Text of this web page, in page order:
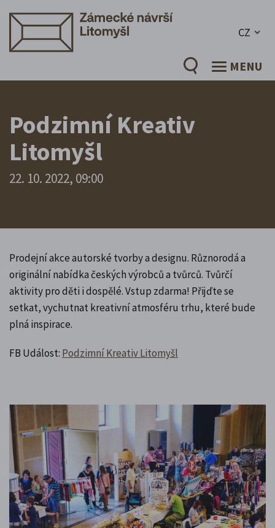
CZ
MENU
Podzimní Kreativ
Litomyšl
22. 10. 2022, 09:00
Prodejní akce autorské tvorby a designu. Různorodá a
originální nabídka českých výrobců a tvůrců. Tvůrčí
aktivity pro děti i dospělé. Vstup zdarma! Přijďte se
setkat, vychutnat kreativní atmosféru trhu, které bude
plná inspirace.
FB Událost: Podzimní Kreativ Litomyšl